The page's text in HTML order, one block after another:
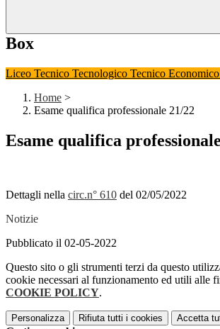
Box
Liceo Tecnico Tecnologico Tecnico Economico
Home >
Esame qualifica professionale 21/22
Esame qualifica
Dettagli nella circ.n° 610 del 02/05/2022
Notizie
Pubblicato il 02-05-2022
Questo sito o gli strumenti terzi da questo
cookie necessari al funzionamento ed utili alle
COOKIE POLICY.
Personalizza Rifiuta tutti i cookies Accetta